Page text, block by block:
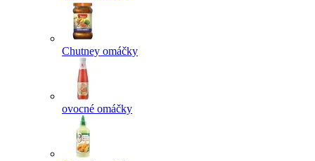
Chutney omáčky
ovocné omáčky